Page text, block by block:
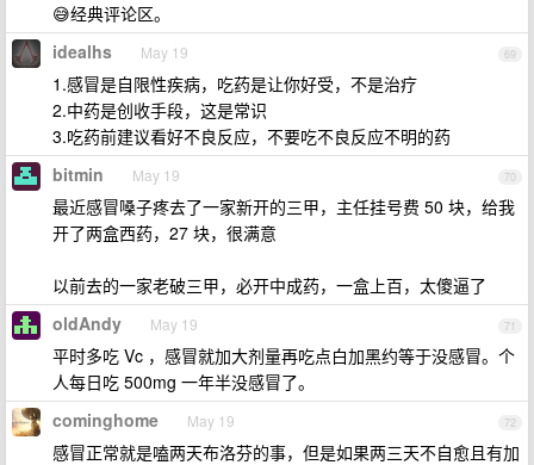
😅经典评论区。
69
idealhs May 19
1.感冒是自限性疾病，吃药是让你好受，不是治疗
2.中药是创收手段，这是常识
3.吃药前建议看好不良反应，不要吃不良反应不明的药
70
bitmin May 19
最近感冒嗓子疼去了一家新开的三甲，主任挂号费 50 块，给我
开了两盒西药，27 块，很满意
以前去的一家老破三甲，必开中成药，一盒上百，太傻逼了
71
oldAndy May 19
平时多吃 Vc ，感冒就加大剂量再吃点白加黑约等于没感冒。个
人每日吃 500mg 一年半没感冒了。
72
cominghome May 19
感冒正常就是嗑两天布洛芬的事，但是如果两三天不自愈且有加